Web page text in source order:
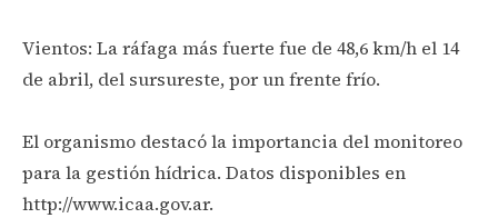
Vientos: La ráfaga más fuerte fue de 48,6 km/h el 14
de abril, del sursureste, por un frente frío.
El organismo destacó la importancia del monitoreo
para la gestión hídrica. Datos disponibles en
http://www.icaa.gov.ar.